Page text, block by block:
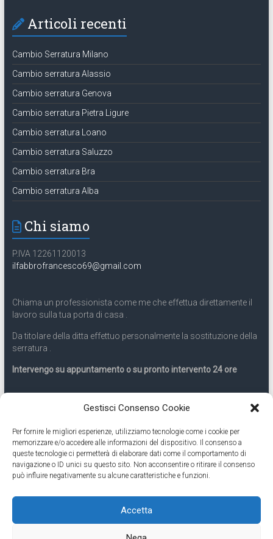
Gestisci Consenso Cookie
Per fornire le migliori esperienze, utilizziamo tecnologie come i cookie per
memorizzare e/o accedere alle informazioni del dispositivo. Il consenso a
queste tecnologie ci permetterà di elaborare dati come il comportamento di
navigazione o ID unici su questo sito. Non acconsentire o ritirare il consenso
può influire negativamente su alcune caratteristiche e funzioni.
Accetta
Articoli recenti
Cambio Serratura Milano
Cambio serratura Alassio
Cambio serratura Genova
Cambio serratura Pietra Ligure
Cambio serratura Loano
Cambio serratura Saluzzo
Cambio serratura Bra
Cambio serratura Alba
Chi siamo
P.IVA 12261120013
ilfabbrofrancesco69@gmail.com
Chiama un professionista come me che effettua direttamente il
lavoro sulla tua porta di casa .
Da titolare della ditta effettuo personalmente la sostituzione della
serratura .
Intervengo su appuntamento o su pronto intervento 24 ore
Servizio 24 ore
Cell331.9899963
Eseguiamo anche lavori di apertura porte pronto intervento 24
ore